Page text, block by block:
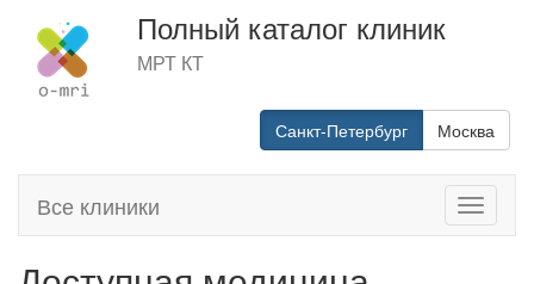
Полный каталог клиник
МРТ КТ
Санкт-Петербург Москва
Toggle
Все клиники